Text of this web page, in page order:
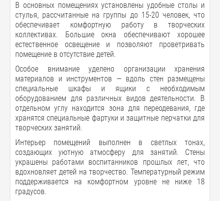
В основных помещениях установлены удобные столы и
стулья, рассчитанные на группы до 15-20 человек, что
обеспечивает комфортную работу в творческих
коллективах. Большие окна обеспечивают хорошее
естественное освещение и позволяют проветривать
помещение в отсутствие детей.
Особое внимание уделено организации хранения
материалов и инструментов — вдоль стен размещены
специальные шкафы и ящики с необходимым
оборудованием для различных видов деятельности. В
отдельном углу находится зона для переодевания, где
хранятся специальные фартуки и защитные перчатки для
творческих занятий.
Интерьер помещений выполнен в светлых тонах,
создающих уютную атмосферу для занятий. Стены
украшены работами воспитанников прошлых лет, что
вдохновляет детей на творчество. Температурный режим
поддерживается на комфортном уровне не ниже 18
градусов.